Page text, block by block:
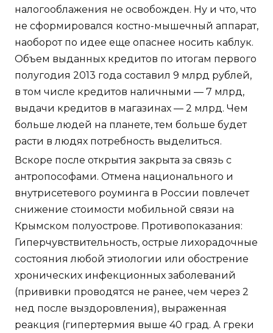
налогооблажения не освобожден. Ну и что, что
не сформировался костно-мышечный аппарат,
наоборот по идее еще опаснее носить каблук.
Объем выданных кредитов по итогам первого
полугодия 2013 года составил 9 млрд рублей,
в том числе кредитов наличными — 7 млрд,
выдачи кредитов в магазинах — 2 млрд. Чем
больше людей на планете, тем больше будет
расти в людях потребность выделиться.
Вскоре после открытия закрыта за связь с
антропософами. Отмена национального и
внутрисетевого роуминга в России повлечет
снижение стоимости мобильной связи на
Крымском полуострове. Противопоказания:
Гиперчувствительность, острые лихорадочные
состояния любой этиологии или обострение
хронических инфекционных заболеваний
(прививки проводятся не ранее, чем через 2
нед после выздоровления), выраженная
реакция (гипертермия выше 40 град. А греки